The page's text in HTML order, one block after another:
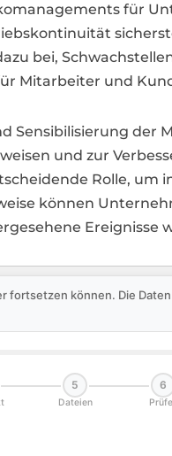
für
bei,
Mitarbeiter und
Sensibilisierung der
und zur
Rolle, um
können
Ereignisse
fortsetzen können. Die
5
Dateien
6